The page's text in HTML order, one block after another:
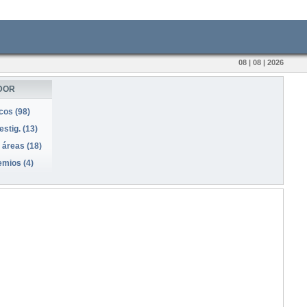
08 | 08 | 2026
(98)
(13)
(18)
(4)